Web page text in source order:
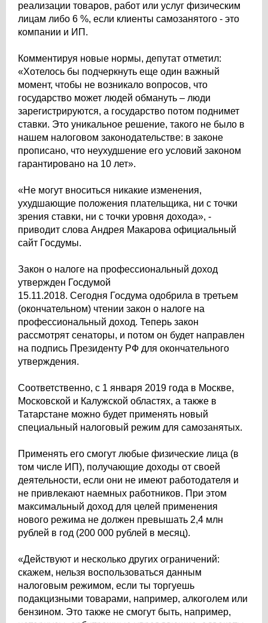
реализации товаров, работ или услуг физическим
лицам либо 6 %, если клиенты самозанятого - это
компании и ИП.
Комментируя новые нормы, депутат отметил:
«Хотелось бы подчеркнуть еще один важный
момент, чтобы не возникало вопросов, что
государство может людей обмануть – люди
зарегистрируются, а государство потом поднимет
ставки. Это уникальное решение, такого не было в
нашем налоговом законодательстве: в законе
прописано, что неухудшение его условий законом
гарантировано на 10 лет».
«Не могут вноситься никакие изменения,
ухудшающие положения плательщика, ни с точки
зрения ставки, ни с точки уровня дохода», -
приводит слова Андрея Макарова официальный
сайт Госдумы.
Закон о налоге на профессиональный доход
утвержден Госдумой
15.11.2018. Сегодня Госдума одобрила в третьем
(окончательном) чтении закон о налоге на
профессиональный доход. Теперь закон
рассмотрят сенаторы, и потом он будет направлен
на подпись Президенту РФ для окончательного
утверждения.
Соответственно, с 1 января 2019 года в Москве,
Московской и Калужской областях, а также в
Татарстане можно будет применять новый
специальный налоговый режим для самозанятых.
Применять его смогут любые физические лица (в
том числе ИП), получающие доходы от своей
деятельности, если они не имеют работодателя и
не привлекают наемных работников. При этом
максимальный доход для целей применения
нового режима не должен превышать 2,4 млн
рублей в год (200 000 рублей в месяц).
«Действуют и несколько других ограничений:
скажем, нельзя воспользоваться данным
налоговым режимом, если ты торгуешь
подакцизными товарами, например, алкоголем или
бензином. Это также не смогут быть, например,